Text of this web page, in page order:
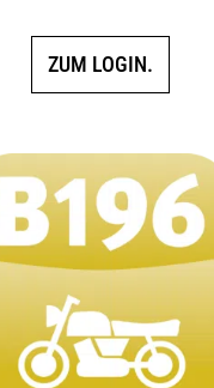
ZUM LOGIN.